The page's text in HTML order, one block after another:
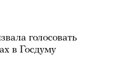
голосовать
в Госдуму